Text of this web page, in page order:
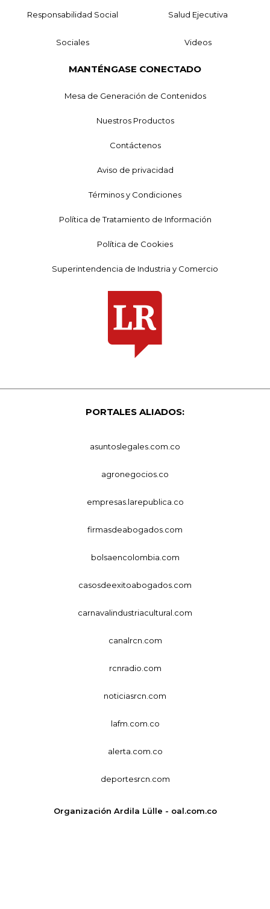
Responsabilidad Social Salud Ejecutiva
Sociales Videos
MANTÉNGASE CONECTADO
Mesa de Generación de Contenidos
Nuestros Productos
Contáctenos
Aviso de privacidad
Términos y Condiciones
Política de Tratamiento de Información
Política de Cookies
Superintendencia de Industria y Comercio
PORTALES ALIADOS:
asuntoslegales.com.co
agronegocios.co
empresas.larepublica.co
firmasdeabogados.com
bolsaencolombia.com
casosdeexitoabogados.com
carnavalindustriacultural.com
canalrcn.com
rcnradio.com
noticiasrcn.com
lafm.com.co
alerta.com.co
deportesrcn.com
Organización Ardila Lülle - oal.com.co